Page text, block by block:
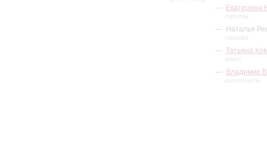
Екатерина
скрипка
Наталья
скрипка
Татьяна
альт
Владимир
виолончель